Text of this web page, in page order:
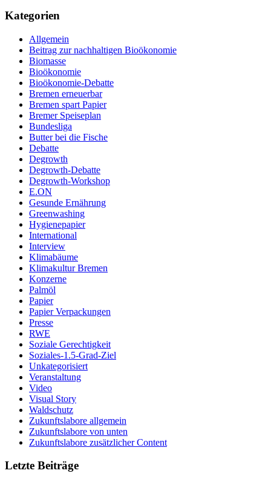
Kategorien
Allgemein
Beitrag zur nachhaltigen Bioökonomie
Biomasse
Bioökonomie
Bioökonomie-Debatte
Bremen erneuerbar
Bremen spart Papier
Bremer Speiseplan
Bundesliga
Butter bei die Fische
Debatte
Degrowth
Degrowth-Debatte
Degrowth-Workshop
E.ON
Gesunde Ernährung
Greenwashing
Hygienepapier
International
Interview
Klimabäume
Klimakultur Bremen
Konzerne
Palmöl
Papier
Papier Verpackungen
Presse
RWE
Soziale Gerechtigkeit
Soziales-1.5-Grad-Ziel
Unkategorisiert
Veranstaltung
Video
Visual Story
Waldschutz
Zukunftslabore allgemein
Zukunftslabore von unten
Zukunftslabore zusätzlicher Content
Letzte Beiträge